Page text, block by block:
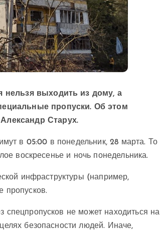
нельзя выходить из дому, а
пропуски. Об этом
Старух.
в 05:00 в понедельник, 28 марта. То
воскресенье и ночь понедельника.
инфраструктуры (например,
пропусков.
спецпропусков не может находиться на
безопасности людей. Иначе,